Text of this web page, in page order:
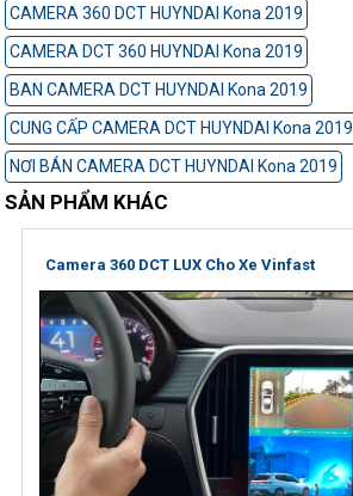
CAMERA 360 DCT HUYNDAI Kona 2019
CAMERA DCT 360 HUYNDAI Kona 2019
BAN CAMERA DCT HUYNDAI Kona 2019
CUNG CẤP CAMERA DCT HUYNDAI Kona 2019
NƠI BÁN CAMERA DCT HUYNDAI Kona 2019
SẢN PHẨM KHÁC
Camera 360 DCT LUX Cho Xe Vinfast